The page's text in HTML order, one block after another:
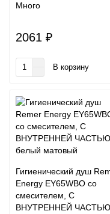
Много
2061 ₽
В корзину
Гигиенический душ
Energy EY65WBO со
смесителем, С
ВНУТРЕННЕЙ ЧАСТЬЮ,